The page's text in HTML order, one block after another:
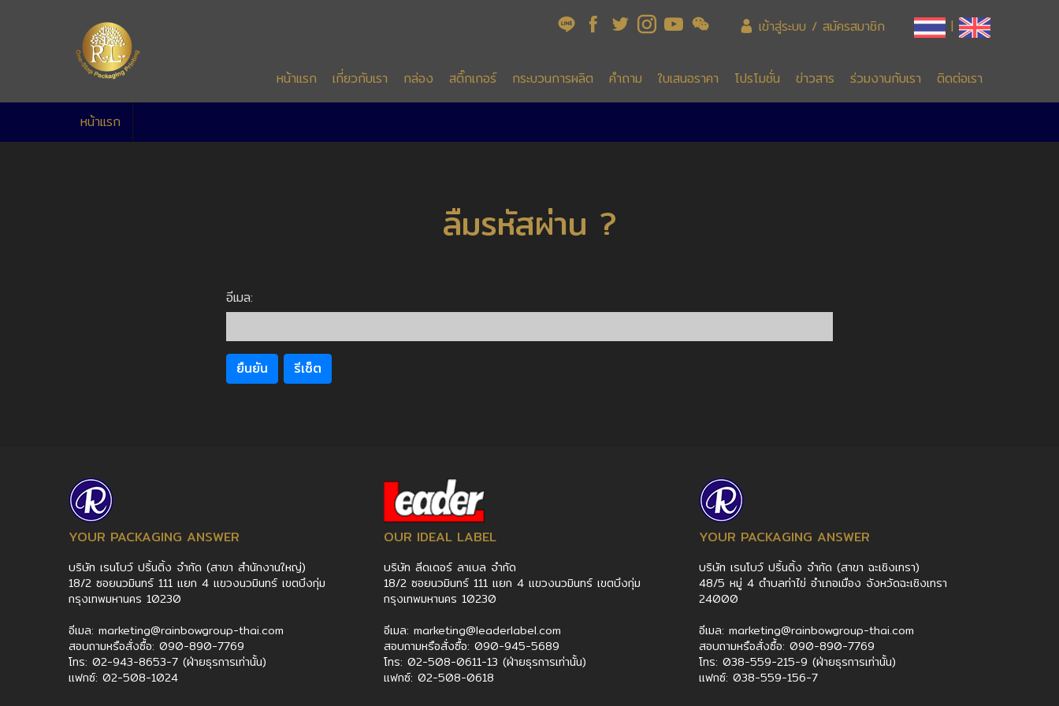
เข้าสู่ระบบ / สมัครสมาชิก |
หน้าแรก เกี่ยวกับเรา กล่อง สติ๊กเกอร์ กระบวนการผลิต คำถาม ใบเสนอราคา โปรโมชั่น ข่าวสาร ร่วมงานกับเรา ติดต่อเรา
หน้าแรก
ลืมรหัสผ่าน ?
อีเมล:
ยืนยัน รีเซ็ต
YOUR PACKAGING ANSWER
บริษัท เรนโบว์ ปริ้นติ้ง จำกัด (สาขา สำนักงานใหญ่)
18/2 ซอยนวมินทร์ 111 แยก 4 แขวงนวมินทร์ เขตบึงกุ่ม
กรุงเทพมหานคร 10230
อีเมล: marketing@rainbowgroup-thai.com
สอบถามหรือสั่งซื้อ: 090-890-7769
โทร: 02-943-8653-7 (ฝ่ายธุรการเท่านั้น)
แฟกซ์: 02-508-1024
OUR IDEAL LABEL
บริษัท ลีดเดอร์ ลาเบล จำกัด
18/2 ซอยนวมินทร์ 111 แยก 4 แขวงนวมินทร์ เขตบึงกุ่ม
กรุงเทพมหานคร 10230
อีเมล: marketing@leaderlabel.com
สอบถามหรือสั่งซื้อ: 090-945-5689
โทร: 02-508-0611-13 (ฝ่ายธุรการเท่านั้น)
แฟกซ์: 02-508-0618
YOUR PACKAGING ANSWER
บริษัท เรนโบว์ ปริ้นติ้ง จำกัด (สาขา ฉะเชิงเทรา)
48/5 หมู่ 4 ตำบลท่าไข่ อำเภอเมือง จังหวัดฉะเชิงเทรา
24000
อีเมล: marketing@rainbowgroup-thai.com
สอบถามหรือสั่งซื้อ: 090-890-7769
โทร: 038-559-215-9 (ฝ่ายธุรการเท่านั้น)
แฟกซ์: 038-559-156-7